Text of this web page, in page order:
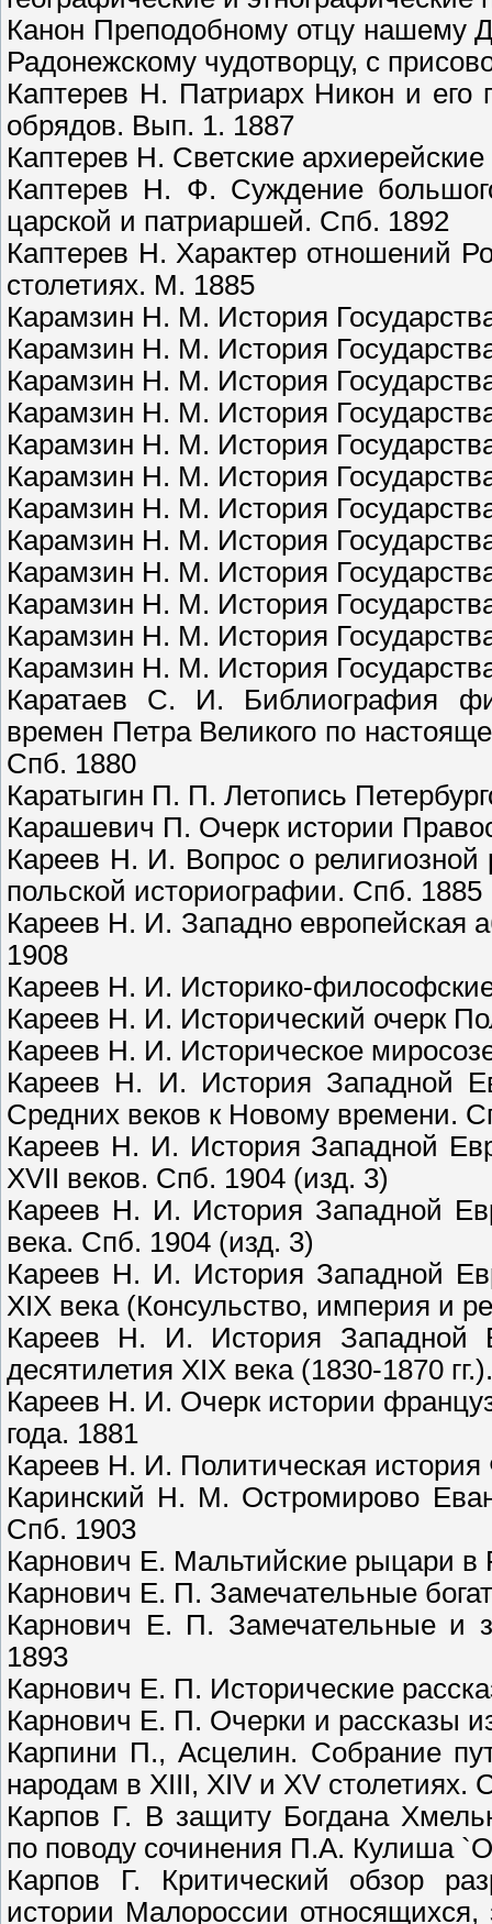
Канон Преподобному отцу нашему
Радонежскому чудотворцу, с
Каптерев Н. Патриарх Никон и его
обрядов. Вып. 1. 1887
Каптерев Н. Светские
Каптерев Н. Ф. Суждение
царской и патриаршей. Спб. 1892
Каптерев Н. Характер отношений
столетиях. М. 1885
Карамзин Н. М. История
Карамзин Н. М. История
Карамзин Н. М. История
Карамзин Н. М. История
Карамзин Н. М. История
Карамзин Н. М. История
Карамзин Н. М. История
Карамзин Н. М. История
Карамзин Н. М. История
Карамзин Н. М. История
Карамзин Н. М. История
Карамзин Н. М. История
Каратаев С. И. Библиография
времен Петра Великого по
Спб. 1880
Каратыгин П. П. Летопись
Карашевич П. Очерк истории
Кареев Н. И. Вопрос о
польской историографии. Спб. 1885
Кареев Н. И. Западно европейская
1908
Кареев Н. И. Историко-
Кареев Н. И. Исторический очерк
Кареев Н. И. Историческое
Кареев Н. И. История Западной
Средних веков к Новому времени.
Кареев Н. И. История Западной
XVII веков. Спб. 1904 (изд. 3)
Кареев Н. И. История Западной
века. Спб. 1904 (изд. 3)
Кареев Н. И. История Западной
XIX века (Консульство, империя и
Кареев Н. И. История
десятилетия XIX века (1830-1870
Кареев Н. И. Очерк истории
года. 1881
Кареев Н. И. Политическая
Каринский Н. М. Остромирово
Спб. 1903
Карнович Е. Мальтийские рыцари в
Карнович Е. П. Замечательные
Карнович Е. П. Замечательные и
1893
Карнович Е. П. Исторические
Карнович Е. П. Очерки и рассказы
Карпини П., Асцелин. Собрание
народам в XIII, XIV и XV столетиях.
Карпов Г. В защиту Богдана
по поводу сочинения П.А. Кулиша
Карпов Г. Критический обзор
истории Малороссии